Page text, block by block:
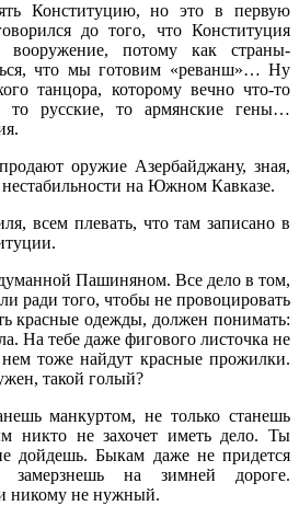
Конституцию, но это в первую
до того, что Конституция
потому как страны-
что мы готовим «реванш»… Ну
танцора, которому вечно что-то
русские, то армянские гены…
оружие Азербайджану, зная,
на Южном Кавказе.
всем плевать, что там записано в
Пашиняном. Все дело в том,
ради того, чтобы не провоцировать
красные одежды, должен понимать:
На тебе даже фигового листочка не
тоже найдут красные прожилки.
такой голый?
манкуртом, не только станешь
никто не захочет иметь дело. Ты
дойдешь. Быкам даже не придется
замерзнешь на зимней дороге.
никому не нужный.